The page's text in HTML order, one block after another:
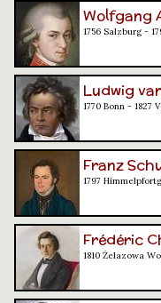
Wolfgang
1756 Salzburg -
Ludwig
1770 Bonn - 1827
Franz
1797
Frédéric
1810 Żelazowa